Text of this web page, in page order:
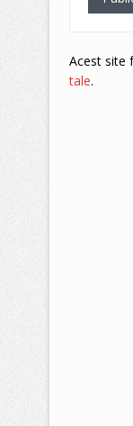
Acest site
tale.